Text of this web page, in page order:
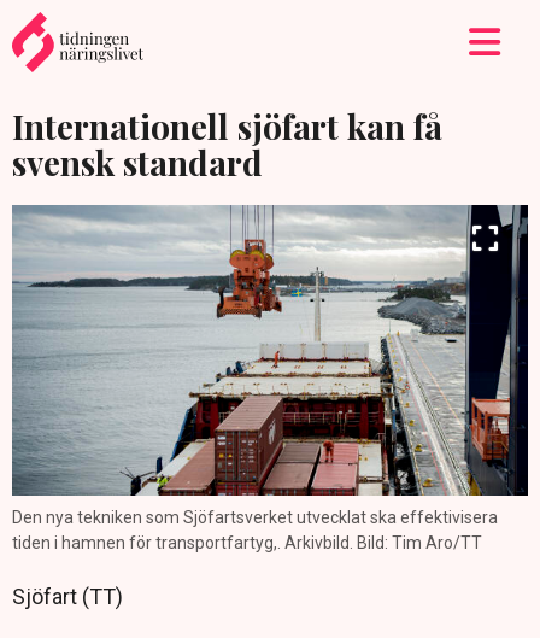
Internationell sjöfart kan få
svensk standard
Den nya tekniken som Sjöfartsverket utvecklat ska effektivisera
tiden i hamnen för transportfartyg,. Arkivbild. Bild: Tim Aro/TT
Sjöfart (TT)